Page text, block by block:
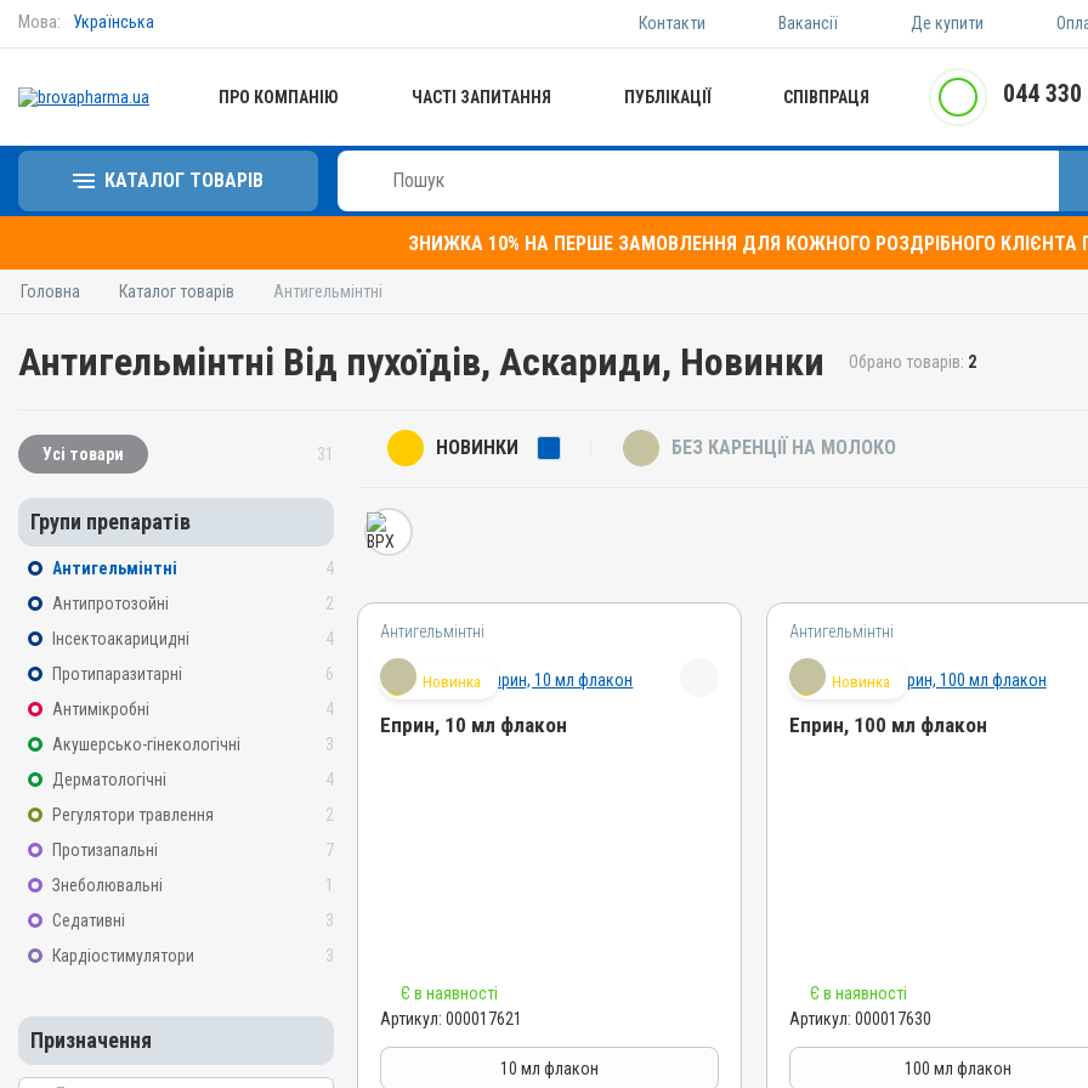
Мова: Українська Контакти Вакансії Де купити
ПРО КОМПАНІЮ ЧАСТІ ЗАПИТАННЯ ПУБЛІКАЦІЇ СПІВПРАЦЯ 044
КАТАЛОГ ТОВАРІВ
ЗНИЖКА 10% НА ПЕРШЕ ЗАМОВЛЕННЯ ДЛЯ КОЖНОГО РОЗДРІБНОГО КЛІЄНТА
Головна Каталог товарів Антигельмінтні
Антигельмінтні Від пухоїдів, Аскариди, Новинки Обрано товарів: 2
Усі товари 31
Групи препаратів
Антигельмінтні
4
Антипротозойні
2
Інсектоакарицидні
4
Протипаразитарні
6
Антимікробні
4
Акушерсько-гінекологічні
3
Дерматологічні
4
Регулятори травлення
2
Протизапальні
7
Знеболювальні
1
Седативні
3
Кардіостимулятори
3
Призначення
НОВИНКИ БЕЗ КАРЕНЦІЇ НА МОЛОКО
Новинка
Антигельмінтні
Еприн, 10 мл флакон
АВ-09514-01-21
Групи препаратів
Антигельмінтні, Протипаразитарні,
Є в наявності
Артикул: 000017621
10 мл флакон
Новинка
Антигельмінтні
Еприн, 100 мл флакон
АВ-09514-01-21
Групи препаратів
Антигельмінтні, Протипаразитарні,
Інсектоакарицидні
Є в наявності
Артикул: 000017630
100 мл флакон